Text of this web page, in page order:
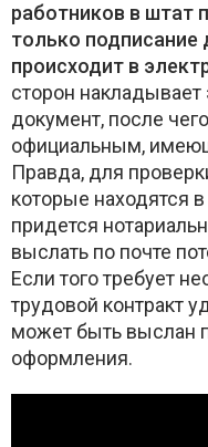
работников в штат
только подписание
происходит в
сторон
документ, после
официальным,
Правда, для
которые находятся
придется
выслать по почте
Если того требует
трудовой контракт
может быть выслан
оформления.